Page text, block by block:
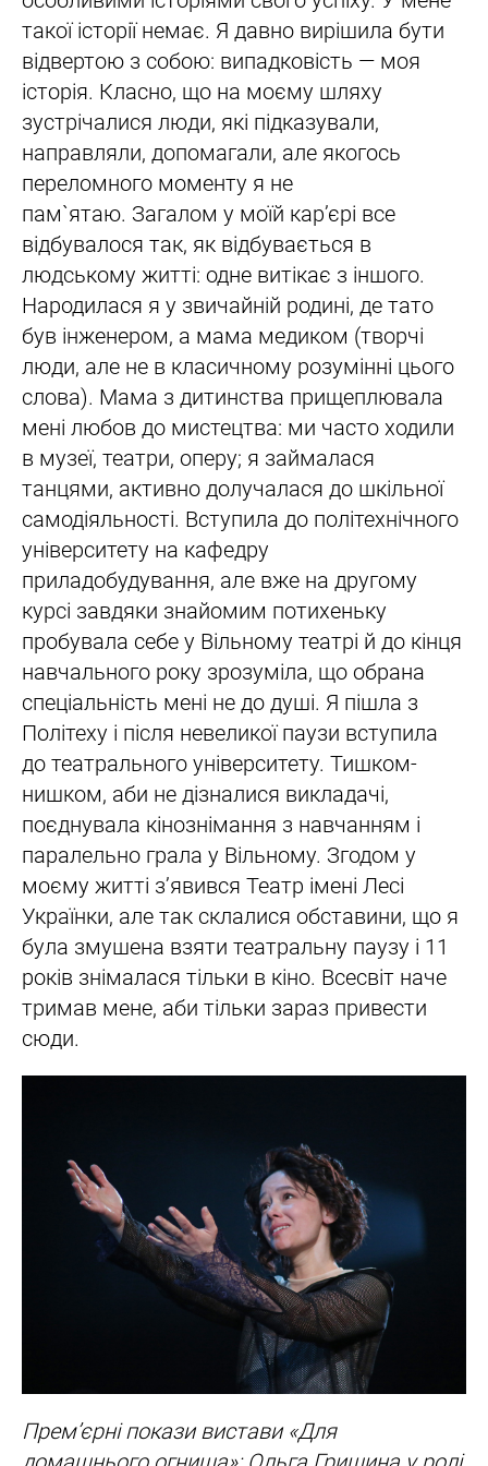
такої історії немає. Я давно вирішила бути
відвертою з собою: випадковість — моя
історія. Класно, що на моєму шляху
зустрічалися люди, які підказували,
направляли, допомагали, але якогось
переломного моменту я не
пам`ятаю. Загалом у моїй кар’єрі все
відбувалося так, як відбувається в
людському житті: одне витікає з іншого.
Народилася я у звичайній родині, де тато
був інженером, а мама медиком (творчі
люди, але не в класичному розумінні цього
слова). Мама з дитинства прищеплювала
мені любов до мистецтва: ми часто ходили
в музеї, театри, оперу; я займалася
танцями, активно долучалася до шкільної
самодіяльності. Вступила до політехнічного
університету на кафедру
приладобудування, але вже на другому
курсі завдяки знайомим потихеньку
пробувала себе у Вільному театрі й до кінця
навчального року зрозуміла, що обрана
спеціальність мені не до душі. Я пішла з
Політеху і після невеликої паузи вступила
до театрального університету. Тишком-
нишком, аби не дізналися викладачі,
поєднувала кінознімання з навчанням і
паралельно грала у Вільному. Згодом у
моєму житті з’явився Театр імені Лесі
Українки, але так склалися обставини, що я
була змушена взяти театральну паузу і 11
років знімалася тільки в кіно. Всесвіт наче
тримав мене, аби тільки зараз привести
сюди.
Прем’єрні покази вистави «Для